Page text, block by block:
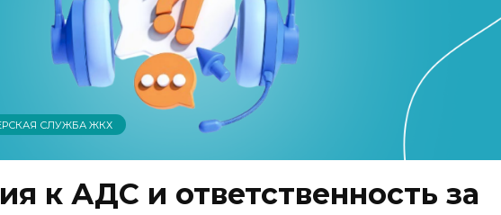
СЛУЖБА ЖКХ
к АДС и ответственность за